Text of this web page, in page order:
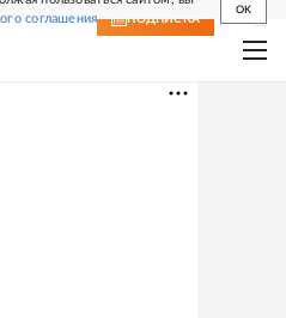
соглашения
OK
ПОДПИСКА